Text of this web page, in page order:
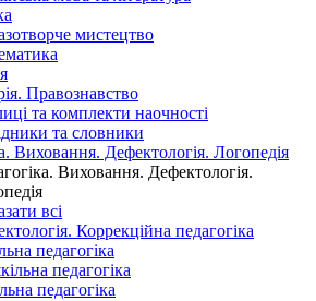
мистецтво
Правознавство
та комплекти наочності
та словники
Виховання. Дефектологія. Логопедія
Виховання. Дефектологія.
всі
Коррекційна педагогіка
педагогіка
педагогіка
педагогіка